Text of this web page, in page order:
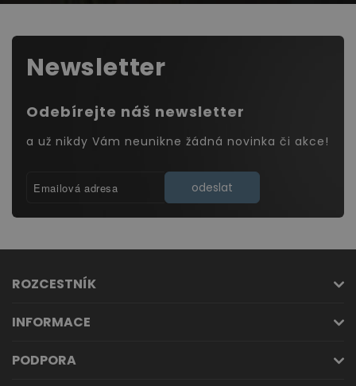
Newsletter
Odebírejte náš newsletter
a už nikdy Vám neunikne žádná novinka či akce!
odeslat
ROZCESTNÍK
INFORMACE
PODPORA